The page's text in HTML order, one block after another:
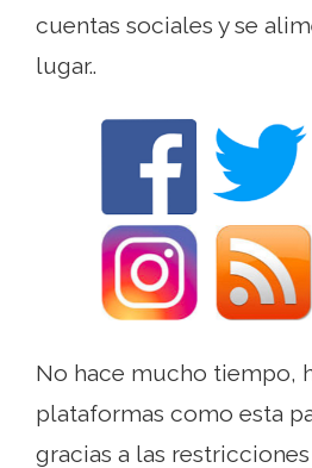
cuentas sociales y se
lugar..
No hace mucho tiempo,
plataformas como esta
gracias a las